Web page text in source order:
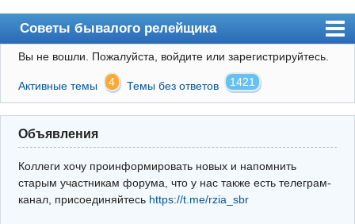
Советы бывалого релейщика
Форум
Правила
Поиск
Регистрация
Архив
Вы не вошли. Пожалуйста, войдите или зарегистрируйтесь.
Активные темы 4 Темы без ответов 1421
Объявления
Коллеги хочу проинформировать новых и напомнить
старым участникам форума, что у нас также есть телеграм-
канал, присоединяйтесь https://t.me/rzia_sbr